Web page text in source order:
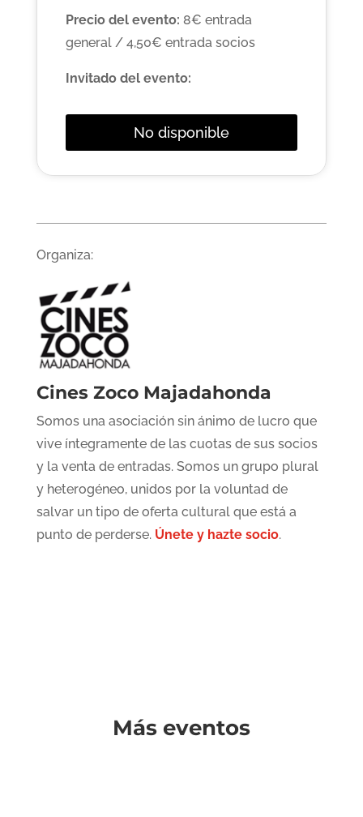
Precio del evento: 8€ entrada
general / 4,50€ entrada socios
Invitado del evento:
No disponible
Organiza:
Cines Zoco Majadahonda
Somos una asociación sin ánimo de lucro que
vive íntegramente de las cuotas de sus socios
y la venta de entradas. Somos un grupo plural
y heterogéneo, unidos por la voluntad de
salvar un tipo de oferta cultural que está a
punto de perderse. Únete y hazte socio.
Más eventos